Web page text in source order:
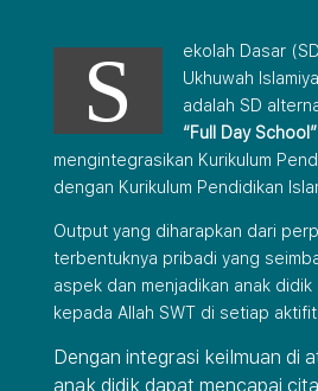
S
ekolah Dasar
Ukhuwah
adalah SD
“Full Day School”
mengintegrasikan Kurikulum
dengan Kurikulum Pendidikan
Output yang diharapkan dari
terbentuknya pribadi yang
aspek dan menjadikan anak didik
kepada Allah SWT di setiap
Dengan integrasi keilmuan di
anak didik dapat mencapai